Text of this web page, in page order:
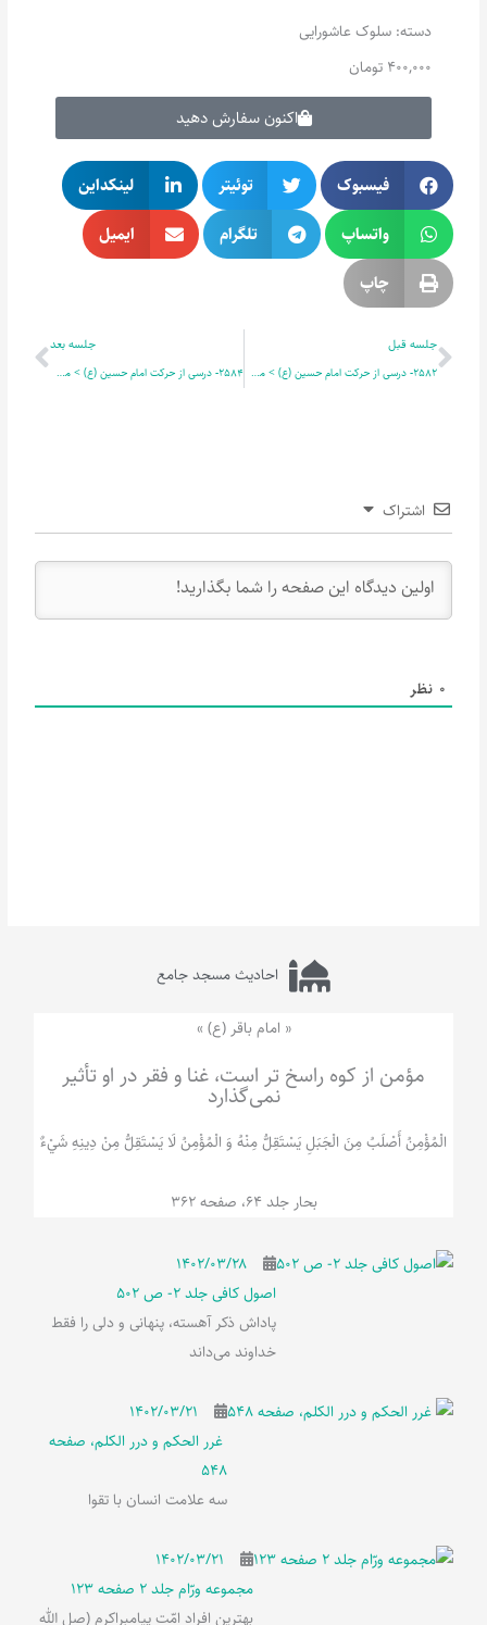
دسته:سلوک عاشورایی
400,000 تومان
اکنون سفارش دهید
فیسبوک توئیتر
لینکداین
واتساپ
تلگرام
ایمیل
چاپ
قبلی
جلسه قبل
2582- درسی از حرکت امام حسین (ع) > مصلح غیور 2
جلسه بعد
2584- درسی از حرکت امام حسین (ع) > مصلح غیور 4
اشتراک
0 نظر
احادیث مسجد جامع
« امام باقر (ع) »
مؤمن از کوه راسخ تر است، غنا و فقر در او تأثیر
نمی‌گذارد
الْمُؤْمِنُ‌ أَصْلَبُ‌ مِنَ‌ الْجَبَلِ‌ یَسْتَقِلُّ مِنْهُ وَ الْمُؤْمِنُ لَا يَسْتَقِلُّ مِنْ دِينِهِ شَيْ‌ءٌ
بحار جلد 64، صفحه 362
۱۴۰۲/۰۳/۲۸
اصول کافی جلد 2- ص 502
پاداش ذکر آهسته، پنهانی و دلی را فقط
خداوند می‌داند
۱۴۰۲/۰۳/۲۱
غرر الحکم و درر الکلم، صفحه
548
سه علامت انسان با تقوا
۱۴۰۲/۰۳/۲۱
مجموعه ورّام جلد 2 صفحه 123
بهترین افراد امّت پیامبراکرم (صل الله